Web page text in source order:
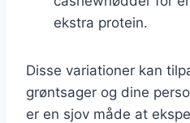
ekstra protein.
Disse variationer kan
grøntsager og dine
er en sjov måde at